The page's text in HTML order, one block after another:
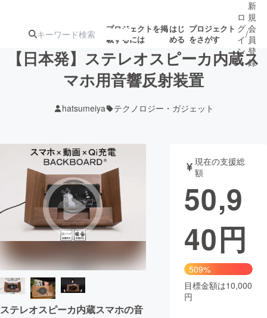
プロジェクトを掲
載するには
はじ
める
プロジェクト
をさがす
ターン
ジェクト
ロジェクト
アート・写真 音楽
テクノロジー・ガジェット ゲーム・
映像・映画 書籍・雑誌
ビジネス・起業 チャレンジ
まちづくり・地域活性化
ロ
グ
イ
ン
/
新
規
会
員
登
録
【日本発】ステレオスピーカ内蔵ス
マホ用音響反射装置
hatsumeiya テクノロジー・ガジェット
ステレオスピーカ内蔵スマホの音
現在の支援総
額
50,9
40円
509%
目標金額は10,000
円